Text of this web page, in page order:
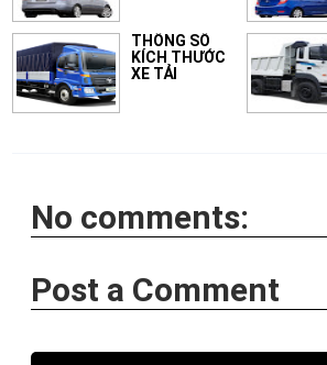
THÔNG SỐ
KÍCH THƯỚC
XE TẢI
No comments:
Post a Comment